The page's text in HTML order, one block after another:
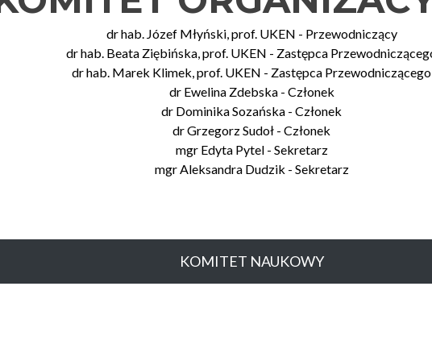
dr hab. Józef Młyński, prof. UKEN - Przewodniczący
dr hab. Beata Ziębińska, prof. UKEN - Zastępca
dr hab. Marek Klimek, prof. UKEN - Zastępca Przewodniczącego
dr Ewelina Zdebska - Członek
dr Dominika Sozańska - Członek
dr Grzegorz Sudoł - Członek
mgr Edyta Pytel - Sekretarz
mgr Aleksandra Dudzik - Sekretarz
KOMITET NAUKOWY